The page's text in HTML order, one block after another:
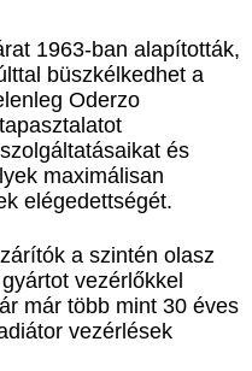
1963-ban alapították,
büszkélkedhet a
Oderzo
és
maximálisan
elégedettségét.
a szintén olasz
vezérlőkkel
már több mint 30 éves
vezérlések